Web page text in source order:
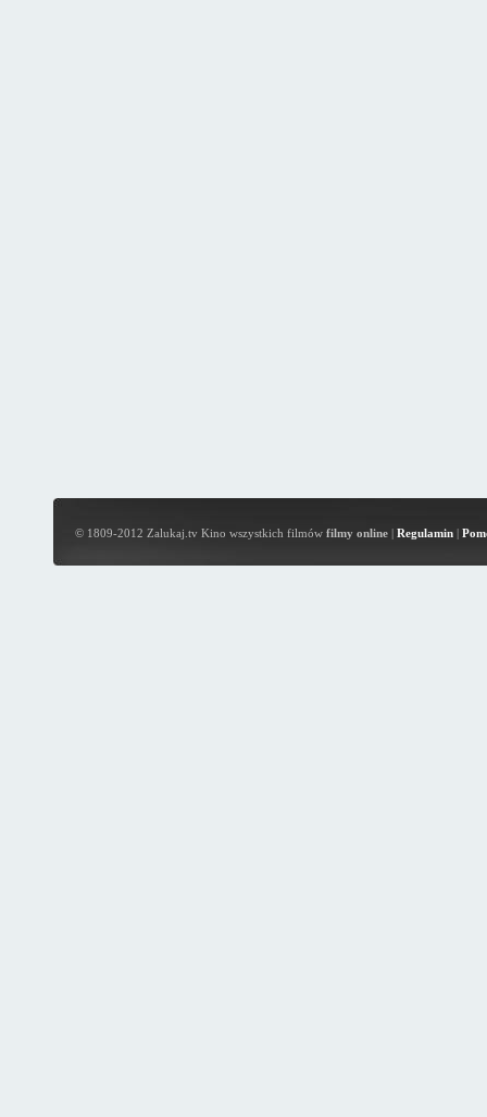
© 1809-2012 Zalukaj.tv Kino wszystkich filmów filmy online| Regulamin|